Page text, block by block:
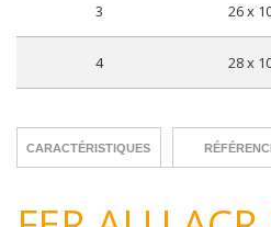
3 26 x
4 28 x
CARACTÉRISTIQUES